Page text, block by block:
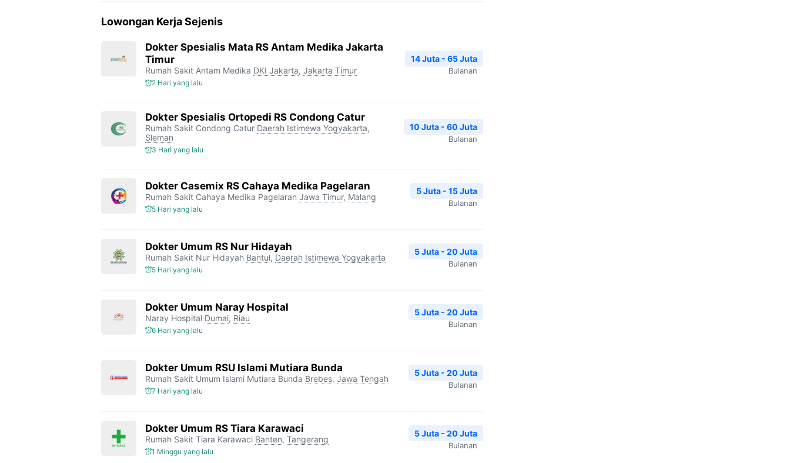
e
o
t
t
e
r
e
g
r
a
t
s
p
y
L
Lowongan Kerja Sejenis
Dokter Spesialis Mata RS Antam Medika Jakarta
Timur
Rumah Sakit Antam Medika DKI Jakarta, Jakarta Timur
2 Hari yang lalu
14 Juta - 65 Juta
Bulanan
Dokter Spesialis Ortopedi RS Condong Catur
Rumah Sakit Condong Catur Daerah Istimewa Yogyakarta,
Sleman
3 Hari yang lalu
10 Juta - 60 Juta
Bulanan
Dokter Casemix RS Cahaya Medika Pagelaran
Rumah Sakit Cahaya Medika Pagelaran Jawa Timur, Malang
5 Hari yang lalu
5 Juta - 15 Juta
Bulanan
Dokter Umum RS Nur Hidayah
Rumah Sakit Nur Hidayah Bantul, Daerah Istimewa Yogyakarta
5 Hari yang lalu
5 Juta - 20 Juta
Bulanan
Dokter Umum Naray Hospital
Naray Hospital Dumai, Riau
6 Hari yang lalu
5 Juta - 20 Juta
Bulanan
Dokter Umum RSU Islami Mutiara Bunda
Rumah Sakit Umum Islami Mutiara Bunda Brebes, Jawa Tengah
7 Hari yang lalu
5 Juta - 20 Juta
Bulanan
Dokter Umum RS Tiara Karawaci
Rumah Sakit Tiara Karawaci Banten, Tangerang
1 Minggu yang lalu
5 Juta - 20 Juta
Bulanan